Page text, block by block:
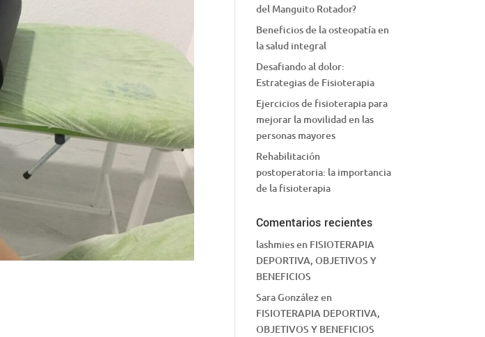
del Manguito Rotador?
Beneficios de la osteopatía en
la salud integral
Desafiando al dolor:
Estrategias de Fisioterapia
Ejercicios de fisioterapia para
mejorar la movilidad en las
personas mayores
Rehabilitación
postoperatoria: la importancia
de la fisioterapia
Comentarios recientes
lashmiesen FISIOTERAPIA
DEPORTIVA, OBJETIVOS Y
BENEFICIOS
Sara Gonzálezen
FISIOTERAPIA DEPORTIVA,
OBJETIVOS Y BENEFICIOS